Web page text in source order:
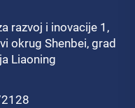
razvoj i inovacije 1,
okrug Shenbei, grad
Liaoning